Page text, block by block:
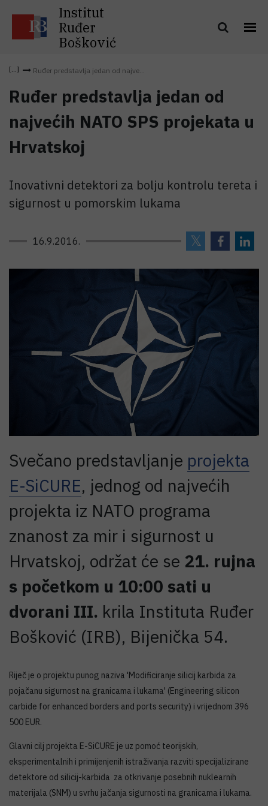
Institut
Ruđer
Bošković
Ruđer predstavlja jedan od najve...
Ruđer predstavlja jedan od
najvećih NATO SPS projekata u
Hrvatskoj
Inovativni detektori za bolju kontrolu tereta i
sigurnost u pomorskim lukama
16.9.2016.
Svečano predstavljanje projekta
E-SiCURE, jednog od najvećih
projekta iz NATO programa
znanost za mir i sigurnost u
Hrvatskoj, održat će se 21. rujna
s početkom u 10:00 sati u
dvorani III. krila Instituta Ruđer
Bošković (IRB), Bijenička 54.
Riječ je o projektu punog naziva 'Modificiranje silicij karbida za
pojačanu sigurnost na granicama i lukama' (Engineering silicon
carbide for enhanced borders and ports security) i vrijednom 396
500 EUR.
Glavni cilj projekta E-SiCURE je uz pomoć teorijskih,
eksperimentalnih i primijenjenih istraživanja razviti specijalizirane
detektore od silicij-karbida za otkrivanje posebnih nuklearnih
materijala (SNM) u svrhu jačanja sigurnosti na granicama i lukama.